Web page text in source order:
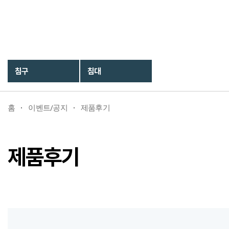
침구 침대
홈 이벤트/공지 제품후기
제품후기